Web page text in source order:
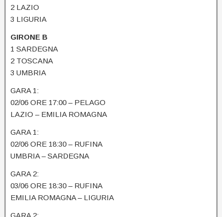
2 LAZIO
3 LIGURIA
GIRONE B
1 SARDEGNA
2 TOSCANA
3 UMBRIA
GARA 1:
02/06 ORE 17:00 – PELAGO
LAZIO – EMILIA ROMAGNA
GARA 1:
02/06 ORE 18:30 – RUFINA
UMBRIA – SARDEGNA
GARA 2:
03/06 ORE 18:30 – RUFINA
EMILIA ROMAGNA – LIGURIA
GARA 2: